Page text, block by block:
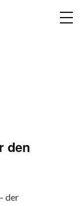
den
der